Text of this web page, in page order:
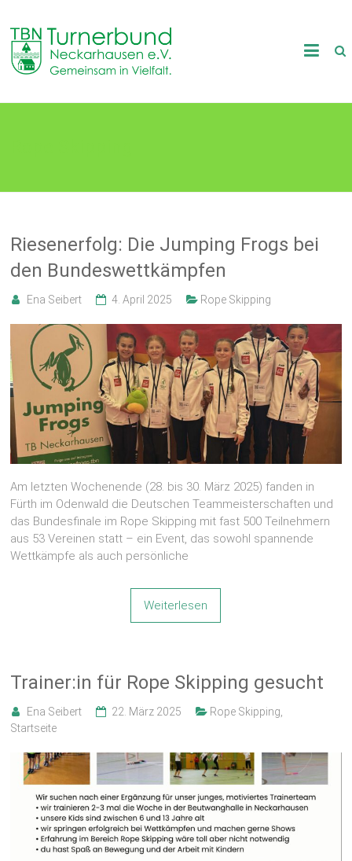
content
TB
Neckarhausen
in
Riesenerfolg: Die Jumping Frogs bei
den Bundeswettkämpfen
Ena Seibert 4. April 2025 Rope Skipping
Am letzten Wochenende (28. bis 30. März 2025) fanden in
Fürth im Odenwald die Deutschen Teammeisterschaften und
das Bundesfinale im Rope Skipping mit fast 500 Teilnehmern
aus 53 Vereinen statt – ein Event, das sowohl spannende
Wettkämpfe als auch persönliche
Weiterlesen
Trainer:in für Rope Skipping gesucht
Ena Seibert 22. März 2025 Rope Skipping
Startseite